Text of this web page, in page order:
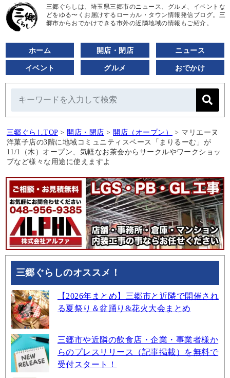
三郷ぐらしは、埼玉県三郷市のニュース、グルメ、イベントな
どをゆる〜くお届けするローカル・タウン情報発信ブログ。三
郷市からおでかけできる市外の近隣地域の情報もご紹介。
ホーム 開店・閉店 ニュース
イベント グルメ おでかけ
三郷ぐらしTOP > 開店・閉店 > 開店（オープン） > マリエーヌ
洋菓子店の3階に地域コミュニティスペース「まりるーむ」が
11/1（木）オープン、気軽なお茶会からサークルやワークショッ
プなど様々な用途に使えますよ
三郷ぐらしのオススメ！
【2026年まとめ】三郷市と近隣で開催され
る夏祭り＆盆踊り&花火大会まとめ
三郷市や近隣の飲食店・企業・事業者様か
らのプレスリリース（記事掲載）を無料で
受付スタート！